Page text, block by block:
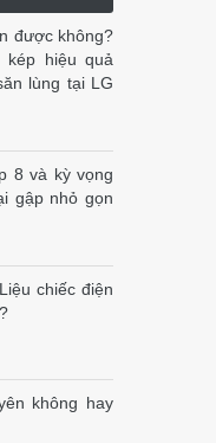
được không?
kép hiệu quả
lùng tại LG
8 và kỳ vọng
gập nhỏ gọn
chiếc điện
không hay